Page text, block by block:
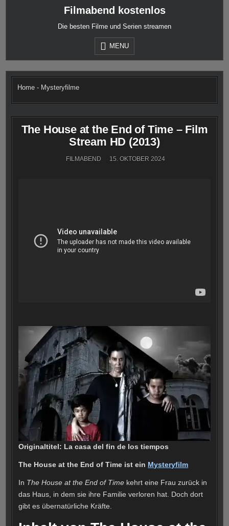
Filmabend kostenlos
Die besten Filme und Serien streamen
MENU
Home - Mysteryfilme
The House at the End of Time – Film
Stream HD (2013)
FILMABEND 15. OKTOBER 2024
Originaltitel: La casa del fin de los tiempos
The House at the End of Time ist ein Mysteryfilm
In The House at the End of Time kehrt eine Frau zurück in
das Haus, in dem sie ihre Familie verloren hat. Doch dort
gibt es übernatürliche Kräfte.